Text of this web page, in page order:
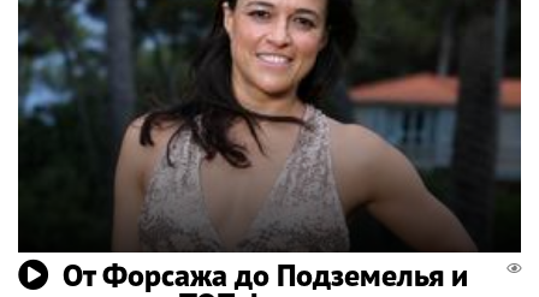
От Форсажа до Подземелья и